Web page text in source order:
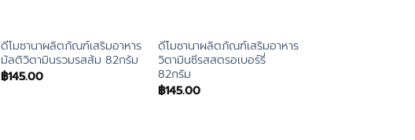
ดีโมซานาผลิตภัณฑ์เสริมอาหาร
มัลติวิตามินรวมรสส้ม 82กรัม
฿145.00
ดีโมซานาผลิตภัณฑ์เสริมอาหาร
วิตามินซีรสสตรอเบอร์รี่
82กรัม
฿145.00